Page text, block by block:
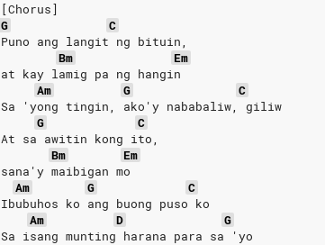
[Chorus]
G
C
Puno ang langit ng bituin,
Bm
Em
at kay lamig pa ng hangin
Am
G
C
Sa 'yong tingin, ako'y nababaliw, giliw
G
C
At sa awitin kong ito,
Bm
Em
sana'y maibigan mo
Am
G
C
Ibubuhos ko ang buong puso ko
Am
D
G
Sa isang munting harana para sa 'yo